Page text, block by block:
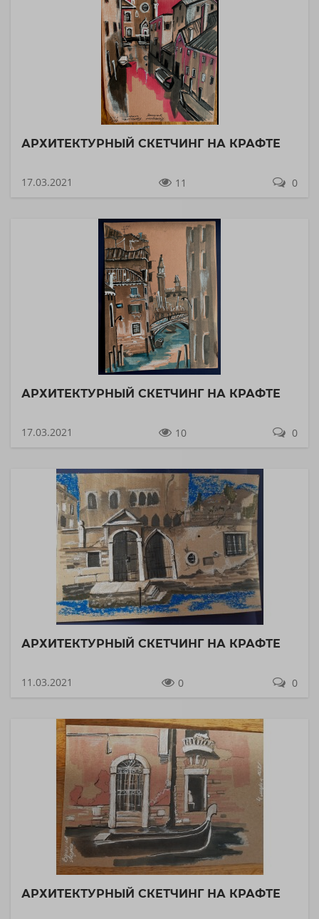
АРХИТЕКТУРНЫЙ СКЕТЧИНГ НА КРАФТЕ
17.03.2021 11 0
АРХИТЕКТУРНЫЙ СКЕТЧИНГ НА КРАФТЕ
17.03.2021 10 0
АРХИТЕКТУРНЫЙ СКЕТЧИНГ НА КРАФТЕ
11.03.2021 0 0
АРХИТЕКТУРНЫЙ СКЕТЧИНГ НА КРАФТЕ